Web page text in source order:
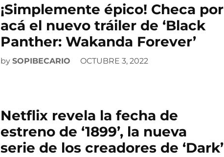
¡Simplemente épico! Checa por
acá el nuevo tráiler de ‘Black
Panther: Wakanda Forever’
by SOPIBECARIO OCTUBRE 3, 2022
Netflix revela la fecha de
estreno de ‘1899’, la nueva
serie de los creadores de ‘Dark’